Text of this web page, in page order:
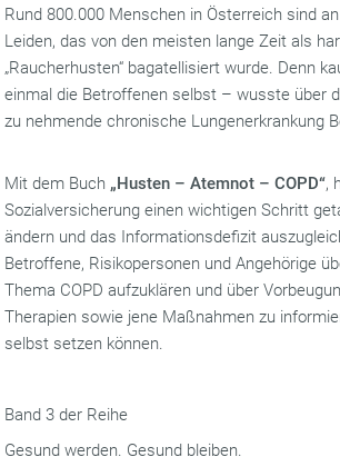
Rund 800.000 Menschen in Österreich sind
Leiden, das von den meisten lange Zeit als
„Raucherhusten“ bagatellisiert wurde. Denn
einmal die Betroffenen selbst – wusste über
zu nehmende chronische Lungenerkrankung
Mit dem Buch „Husten – Atemnot – COPD“,
Sozialversicherung einen wichtigen Schritt
ändern und das Informationsdefizit
Betroffene, Risikopersonen und Angehörige
Thema COPD aufzuklären und über
Therapien sowie jene Maßnahmen zu
selbst setzen können.
Band 3 der Reihe
Gesund werden. Gesund bleiben.